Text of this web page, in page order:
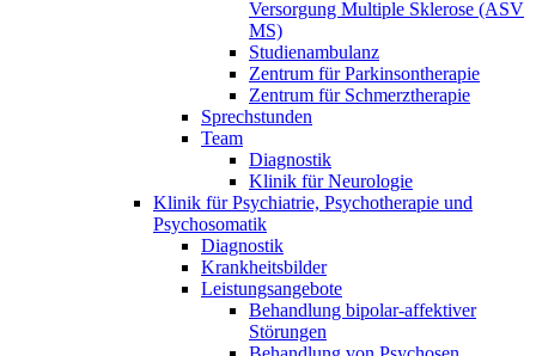
Versorgung Multiple Sklerose (ASV
MS)
Studienambulanz
Zentrum für Parkinsontherapie
Zentrum für Schmerztherapie
Sprechstunden
Team
Diagnostik
Klinik für Neurologie
Klinik für Psychiatrie, Psychotherapie und
Psychosomatik
Diagnostik
Krankheitsbilder
Leistungsangebote
Behandlung bipolar-affektiver
Störungen